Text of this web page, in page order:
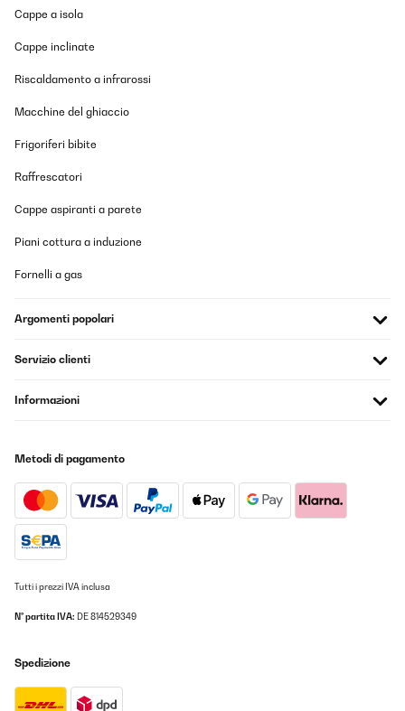
Cappe a isola
Cappe inclinate
Riscaldamento a infrarossi
Macchine del ghiaccio
Frigoriferi bibite
Raffrescatori
Cappe aspiranti a parete
Piani cottura a induzione
Fornelli a gas
Argomenti popolari
Servizio clienti
Informazioni
Metodi di pagamento
Tutti i prezzi IVA inclusa
N° partita IVA: DE 814529349
Spedizione